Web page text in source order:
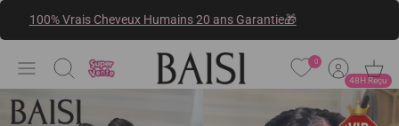
100% Vrais Cheveux Humains 20 ans Garantie🎁
Recherche 48H Reçu
0